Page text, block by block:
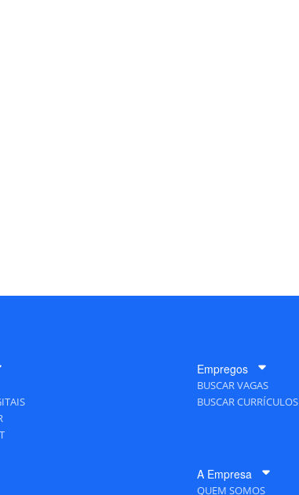
Empregos
BUSCAR VAGAS
BUSCAR CURRÍCULOS
A Empresa
QUEM SOMOS